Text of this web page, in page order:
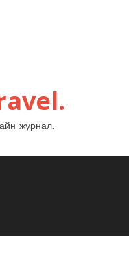
журнал.